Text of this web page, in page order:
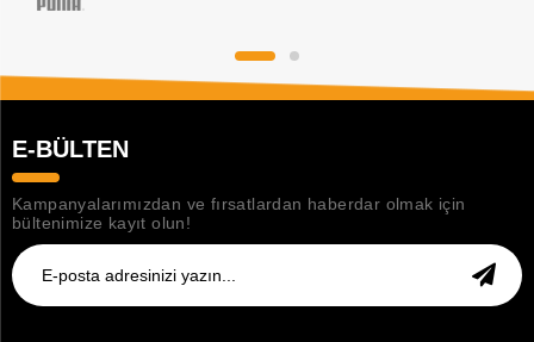
E-BÜLTEN
Kampanyalarımızdan ve fırsatlardan haberdar olmak için
bültenimize kayıt olun!